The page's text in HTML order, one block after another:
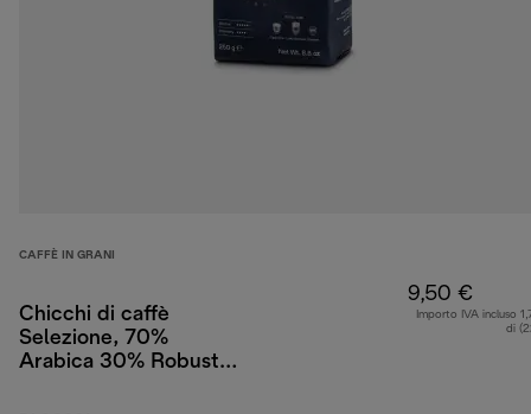
CAFFÈ IN GRANI
Chicchi di caffè
Selezione, 70%
Arabica 30% Robusta,
9,50 €
Importo IVA incluso
di